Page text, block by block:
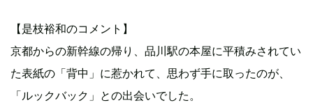
【是枝裕和のコメント】
京都からの新幹線の帰り、品川駅の本屋に平積みされてい
た表紙の「背中」に惹かれて、思わず手に取ったのが、
「ルックバック」との出会いでした。